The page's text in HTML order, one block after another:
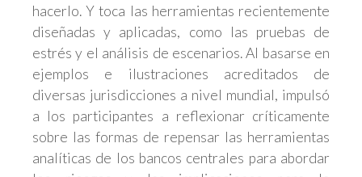
hacerlo. Y toca las herramientas recientemente
diseñadas y aplicadas, como las pruebas de
estrés y el análisis de escenarios. Al basarse en
ejemplos e ilustraciones acreditados de
diversas jurisdicciones a nivel mundial, impulsó
a los participantes a reflexionar críticamente
sobre las formas de repensar las herramientas
analíticas de los bancos centrales para abordar